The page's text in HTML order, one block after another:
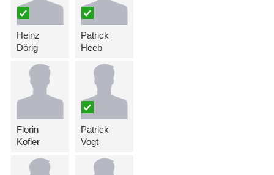
Heinz
Dörig
Florin
Kofler
Patrick
Heeb
Patrick
Vogt